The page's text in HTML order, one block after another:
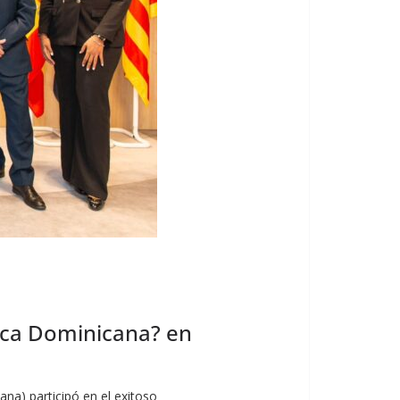
Dominicana? en
participó en el exitoso